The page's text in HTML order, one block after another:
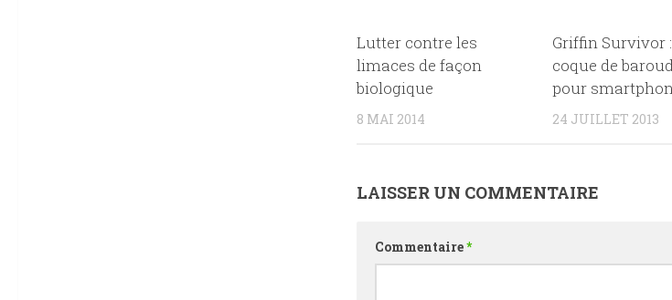
Lutter contre les
limaces de façon
biologique
8 MAI 2014
Griffin Survivor
coque de
pour
24 JUILLET 2013
LAISSER UN COMMENTAIRE
Commentaire*